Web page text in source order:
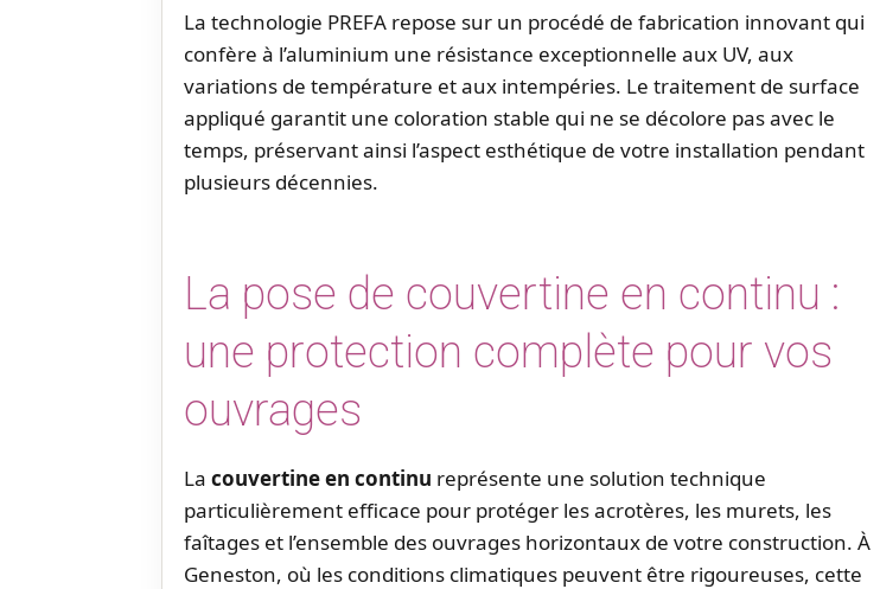
La technologie PREFA repose sur un procédé de fabrication innovant qui
confère à l’aluminium une résistance exceptionnelle aux UV, aux
variations de température et aux intempéries. Le traitement de surface
appliqué garantit une coloration stable qui ne se décolore pas avec le
temps, préservant ainsi l’aspect esthétique de votre installation pendant
plusieurs décennies.
La pose de couvertine en continu :
une protection complète pour vos
ouvrages
La couvertine en continu représente une solution technique
particulièrement efficace pour protéger les acrotères, les murets, les
faîtages et l’ensemble des ouvrages horizontaux de votre construction. À
Geneston, où les conditions climatiques peuvent être rigoureuses, cette